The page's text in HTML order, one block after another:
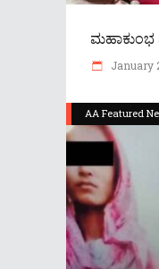
ಮಹಾಕುಂಭ
January
AA Featured